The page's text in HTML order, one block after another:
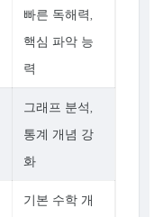
빠른 독해력,
핵심 파악 능
력
그래프 분석,
통계 개념 강
화
기본 수학 개